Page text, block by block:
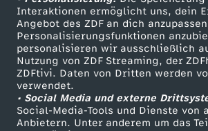
Interaktionen ermöglicht uns, dein
Angebot des ZDF an dich
Personalisierungsfunktionen
personalisieren wir ausschließlich
Nutzung von ZDF Streaming, der
ZDFtivi. Daten von Dritten werden
verwendet.
• Social Media und externe
Social-Media-Tools und Dienste von
Anbietern. Unter anderem um das
e
l
m
a
Sendungen A-Z
TV-Programm
Hilfe
ZDF Unternehmen
Karriere